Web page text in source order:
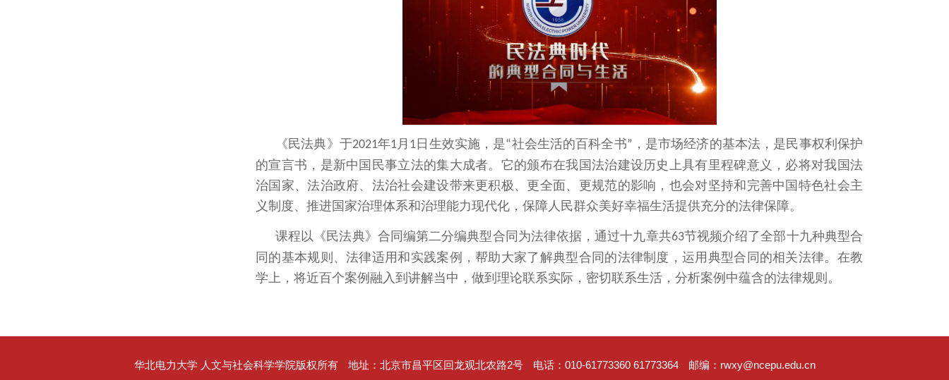
《民法典》于2021年1月 1 日生效实施，是“社会生活的百科全书” ，是市场经济的基本法，是民事权利保护
的宣言书，是新中国民事立法的集大成者。它的颁布在我国法治建设历史上具有里程碑意义，必将对我国法
治国家、法治政府、法治社会建设带来更积极、更全面、更规范的影响，也会对坚持和完善中国特色社会主
义制度、推进国家治理体系和治理能力现代化，保障人民群众美好幸福生活提供充分的法律保障。
课程以《民法典》合同编第二分编典型合同为法律依据，通过十九章共63节视频介绍了全部十九种典型合
同的基本规则、法律适用和实践案例，帮助大家了解典型合同的法律制度，运用典型合同的相关法律。在教
学上，将近百个案例融入到讲解当中，做到理论联系实际，密切联系生活，分析案例中蕴含的法律规则。
华北电力大学 人文与社会科学学院版权所有 地址：北京市昌平区回龙观北农路2号 电话：010-61773360 61773364 邮编：rwxy@ncepu.edu.cn